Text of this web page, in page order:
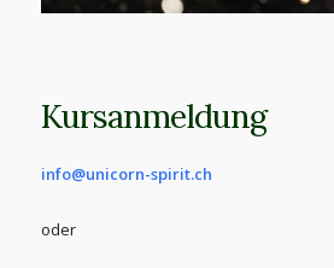
Kursanmeldung
info@unicorn-spirit.ch
oder